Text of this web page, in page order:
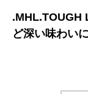
.MHL.TOUGH
ど深い味わい
布、二つ折り